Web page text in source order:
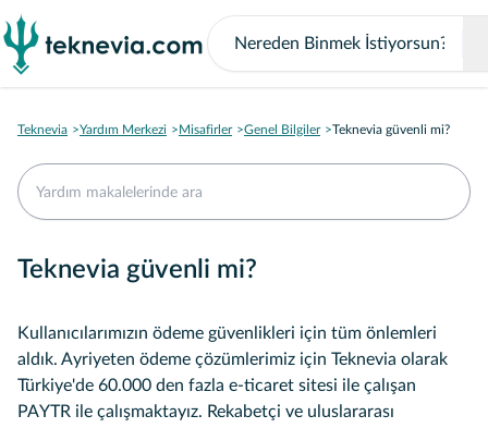
Teknevia Yardım Merkezi Misafirler Genel Bilgiler Teknevia güvenli mi?
Teknevia güvenli mi?
Kullanıcılarımızın ödeme güvenlikleri için tüm önlemleri
aldık. Ayriyeten ödeme çözümlerimiz için Teknevia olarak
Türkiye'de 60.000 den fazla e-ticaret sitesi ile çalışan
PAYTR ile çalışmaktayız. Rekabetçi ve uluslararası